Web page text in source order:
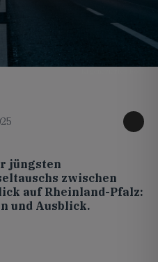
jüngsten
zwischen
auf Rheinland-Pfalz:
und Ausblick.